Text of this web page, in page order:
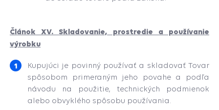
Článok XV. Skladovanie, prostredie a používanie
výrobku
Kupujúci je povinný používať a skladovať Tovar
spôsobom primeraným jeho povahe a podľa
návodu na použitie, technických podmienok
alebo obvyklého spôsobu používania.